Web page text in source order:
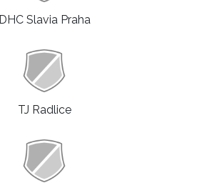
DHC Slavia Praha
TJ Radlice